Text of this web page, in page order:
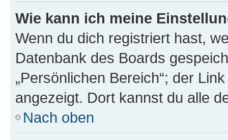
Wie kann ich meine
Wenn du dich registriert hast,
Datenbank des Boards
„Persönlichen Bereich“; der
angezeigt. Dort kannst du alle
Nach oben